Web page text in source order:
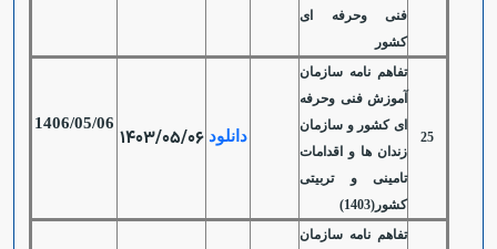
فنی وحرفه ای
کشور
25
تفاهم نامه سازمان
آموزش فنی وحرفه
ای کشور و سازمان
زندان ها و اقدامات
تامینی و تربیتی
کشور(1403)
دانلود 1403/05/06
1406/05/06
تفاهم نامه سازمان